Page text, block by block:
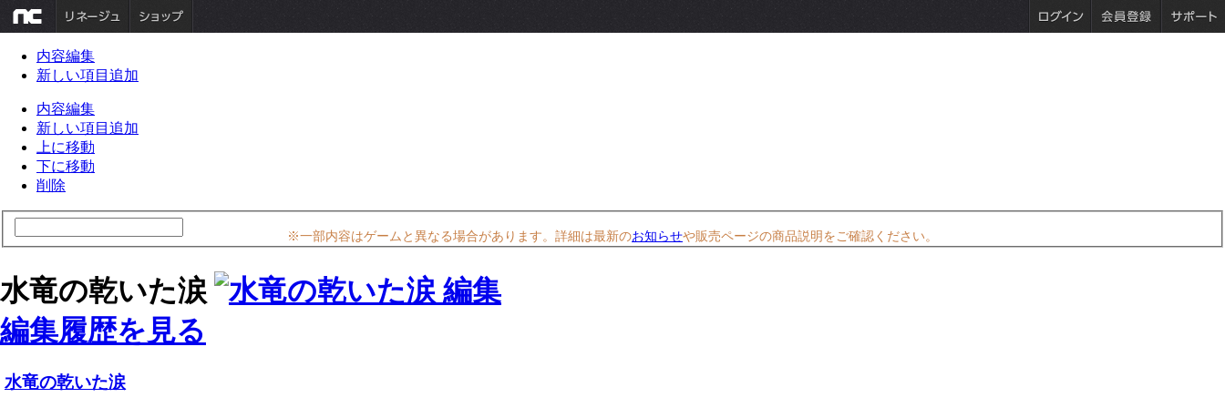
内容編集
新しい項目追加
内容編集
新しい項目追加
上に移動
下に移動
削除
※一部内容はゲームと異なる場合があります。詳細は最新のお知らせや販売ページの商品説明をご確認ください。
水竜の乾いた涙
編集履歴を見る
水竜の乾いた涙